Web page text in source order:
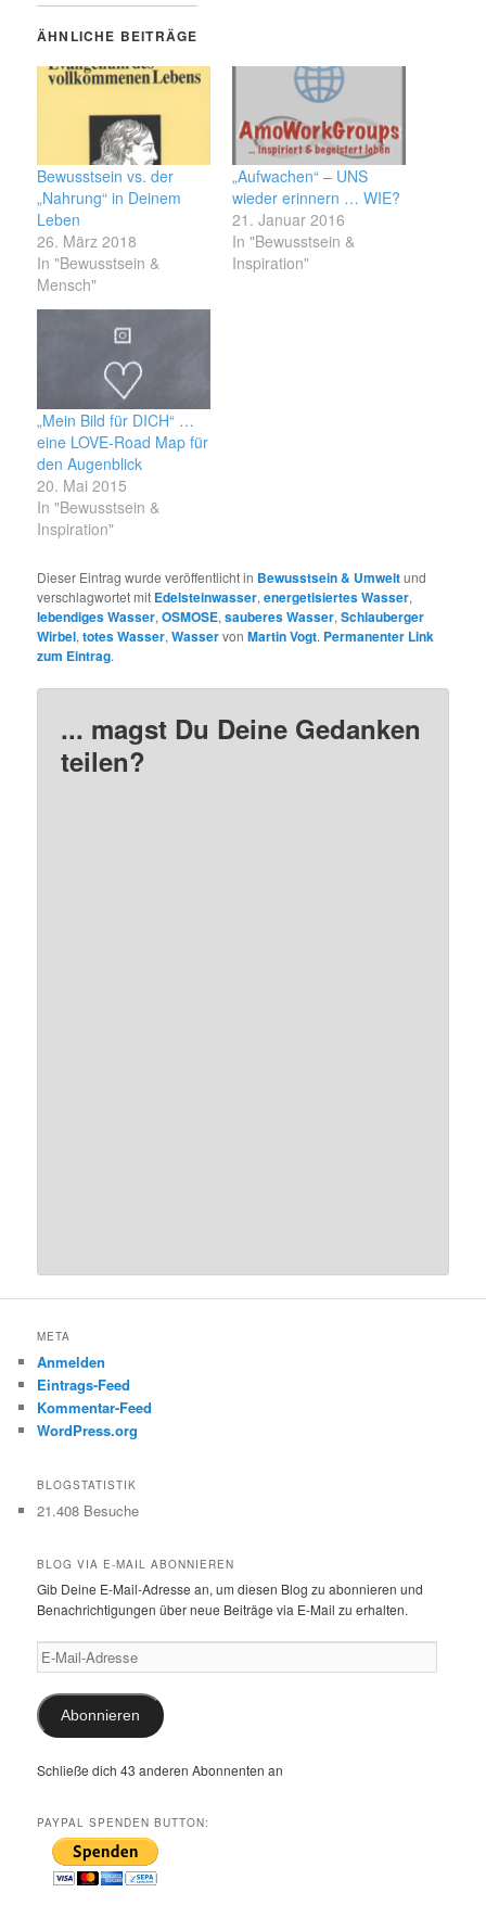
ÄHNLICHE BEITRÄGE
Bewusstsein vs. der
„Nahrung“ in Deinem
Leben
26. März 2018
In "Bewusstsein &
Mensch"
„Aufwachen“ – UNS
wieder erinnern … WIE?
21. Januar 2016
In "Bewusstsein &
Inspiration"
„Mein Bild für DICH“ …
eine LOVE-Road Map für
den Augenblick
20. Mai 2015
In "Bewusstsein &
Inspiration"
Dieser Eintrag wurde veröffentlicht in Bewusstsein & Umweltund
verschlagwortet mit Edelsteinwasser,energetisiertes Wasser,
lebendiges Wasser,OSMOSE,sauberes Wasser,Schlauberger
Wirbel,totes Wasser,WasservonMartin Vogt. Permanenter Link
zum Eintrag.
... magst Du Deine Gedanken
teilen?
META
Anmelden
Eintrags-Feed
Kommentar-Feed
WordPress.org
BLOGSTATISTIK
21.408 Besuche
BLOG VIA E-MAIL ABONNIEREN
Gib Deine E-Mail-Adresse an, um diesen Blog zu abonnieren und
Benachrichtigungen über neue Beiträge via E-Mail zu erhalten.
E-
Mail-
Adresse
Abonnieren
Schließe dich 43 anderen Abonnenten an
PAYPAL SPENDEN BUTTON: